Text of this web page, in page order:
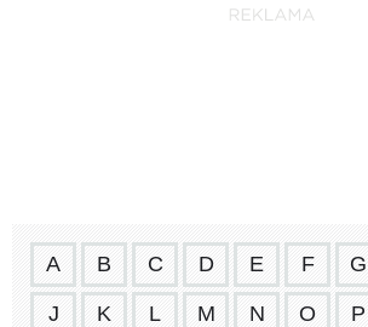
A B C D E F G
J K L M N O P